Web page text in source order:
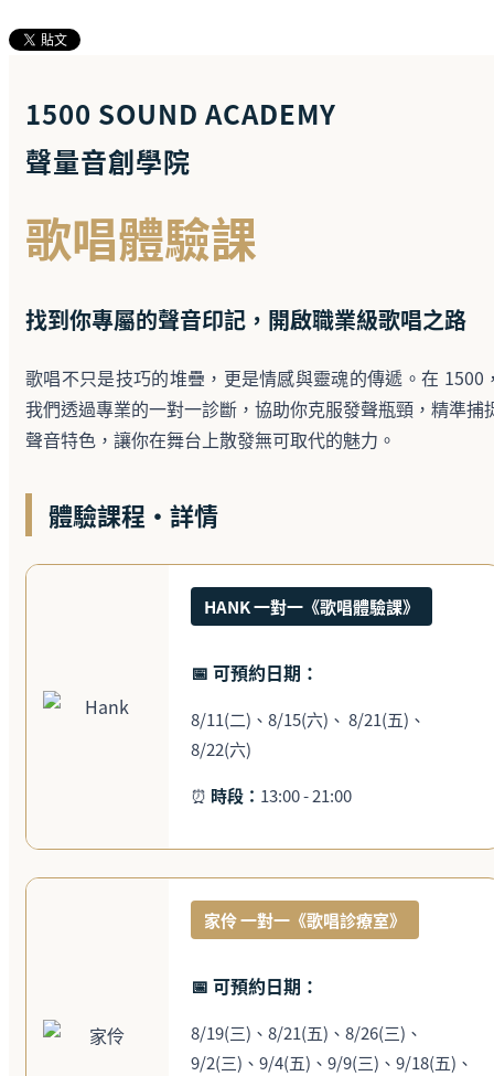
1500 SOUND ACADEMY
聲量音創學院
歌唱體驗課
找到你專屬的聲音印記，開啟職業級歌唱之路
歌唱不只是技巧的堆疊，更是情感與靈魂的傳遞。在 1500
我們透過專業的一對一診斷，協助你克服發聲瓶頸，精準捕
聲音特色，讓你在舞台上散發無可取代的魅力。
體驗課程・詳情
HANK 一對一《歌唱體驗課》
📅 可預約日期：
8/11(二)、8/15(六)、 8/21(五)、
8/22(六)
⏰ 時段： 13:00 - 21:00
家伶 一對一《歌唱診療室》
📅 可預約日期：
8/19(三)、8/21(五)、8/26(三)、
9/2(三)、9/4(五)、9/9(三)、9/18(五)、